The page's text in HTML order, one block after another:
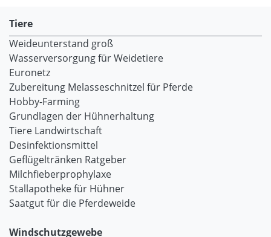
Tiere
Weideunterstand groß
Wasserversorgung für Weidetiere
Euronetz
Zubereitung Melasseschnitzel für Pferde
Hobby-Farming
Grundlagen der Hühnerhaltung
Tiere Landwirtschaft
Desinfektionsmittel
Geflügeltränken Ratgeber
Milchfieberprophylaxe
Stallapotheke für Hühner
Saatgut für die Pferdeweide
Windschutzgewebe